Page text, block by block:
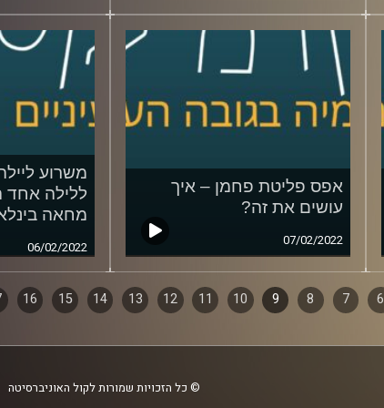
אפס פליטת פחמן – איך
עושים את זה?
07/02/2022
משרוע
ללילה אחד
מחאה
06/02/2022
6
7
8
9
10
11
12
13
14
15
16
© כל הזכויות שמורות לקול האוניברסיטה